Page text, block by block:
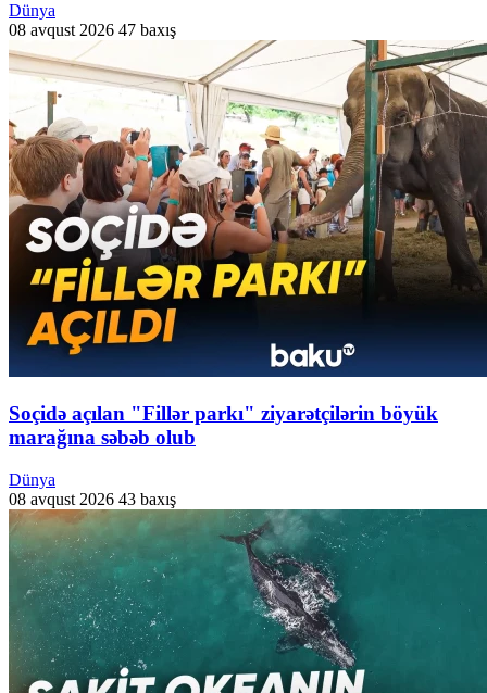
Dünya
08 avqust 2026 47 baxış
Soçidə açılan "Fillər parkı" ziyarətçilərin böyük
marağına səbəb olub
Dünya
08 avqust 2026 43 baxış